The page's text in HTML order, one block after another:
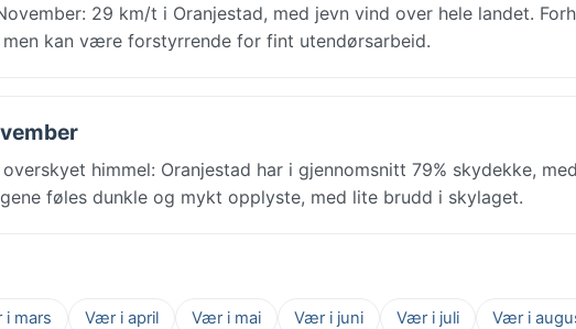
29 km/t i Oranjestad, med jevn vind over hele landet.
kan være forstyrrende for fint utendørsarbeid.
himmel: Oranjestad har i gjennomsnitt 79% skydekke,
føles dunkle og mykt opplyste, med lite brudd i skylaget.
mars Vær i april Vær i mai Vær i juni Vær i juli
Vær i